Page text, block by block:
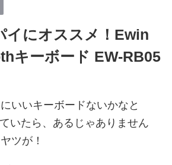
イにオススメ！Ewin
キーボード EW-RB05
いいキーボードないかなと
いたら、あるじゃありません
ツが！